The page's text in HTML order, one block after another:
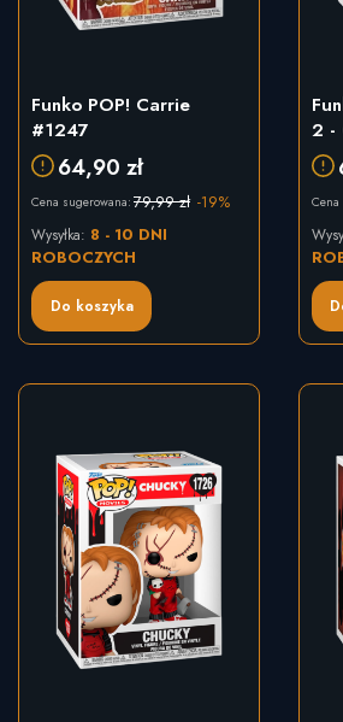
Funko POP! Carrie
#1247
64,90 zł
Cena sugerowana: 79,99 zł -19%
Do koszyka
Wysyłka: 8 - 10 DNI
ROBOCZYCH
2 -
Cena